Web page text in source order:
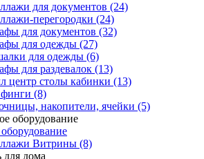
для документов (24)
перегородки (24)
для документов (32)
для одежды (27)
для одежды (6)
для раздевалок (13)
центр столы кабинки (13)
(8)
накопители, ячейки (5)
Витрины (8)